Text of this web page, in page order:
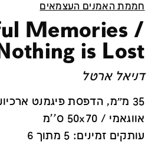
חממת האמנים העצמאים
Memories /
is Lost
דניאל ארטל
35 מ״מ, הדפסת פיגמנט
אווגאמי / 50x70 ס''מ
עותקים זמינים: 5 מתוך 6